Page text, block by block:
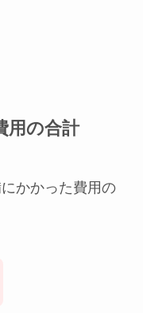
用の合計
かかった費用の